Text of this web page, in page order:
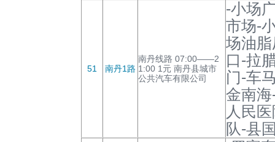
51 南丹1路
南丹线路 07:00——2
1:00 1元 南丹县城市
公共汽车有限公司
-小场
市场-
场油
口-拉
门-车
金南
人民
队-县